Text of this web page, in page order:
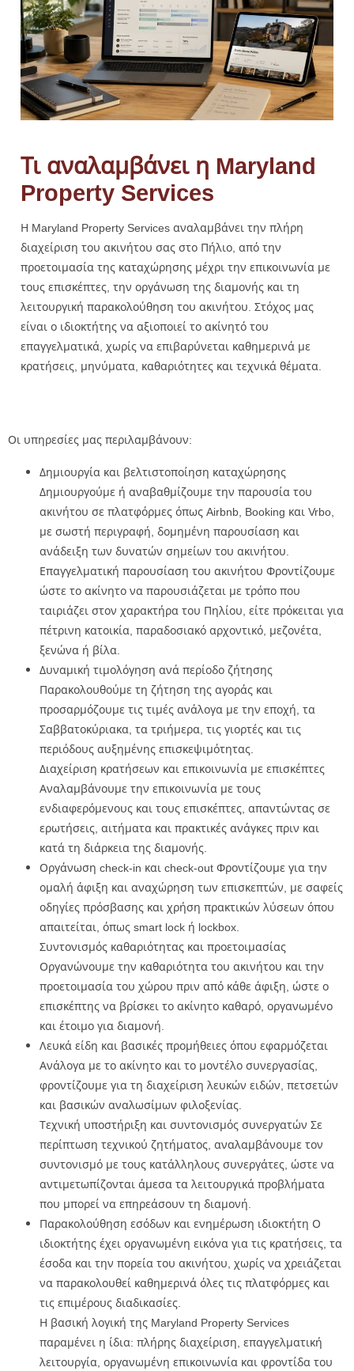
Τι αναλαμβάνει η Maryland
Property Services
Η Maryland Property Services αναλαμβάνει την πλήρη
διαχείριση του ακινήτου σας στο Πήλιο, από την
προετοιμασία της καταχώρησης μέχρι την επικοινωνία με
τους επισκέπτες, την οργάνωση της διαμονής και τη
λειτουργική παρακολούθηση του ακινήτου. Στόχος μας
είναι ο ιδιοκτήτης να αξιοποιεί το ακίνητό του
επαγγελματικά, χωρίς να επιβαρύνεται καθημερινά με
κρατήσεις, μηνύματα, καθαριότητες και τεχνικά θέματα.
Οι υπηρεσίες μας περιλαμβάνουν:
Δημιουργία και βελτιστοποίηση καταχώρησης
Δημιουργούμε ή αναβαθμίζουμε την παρουσία του
ακινήτου σε πλατφόρμες όπως Airbnb, Booking και Vrbo,
με σωστή περιγραφή, δομημένη παρουσίαση και
ανάδειξη των δυνατών σημείων του ακινήτου.
Επαγγελματική παρουσίαση του ακινήτου Φροντίζουμε
ώστε το ακίνητο να παρουσιάζεται με τρόπο που
ταιριάζει στον χαρακτήρα του Πηλίου, είτε πρόκειται για
πέτρινη κατοικία, παραδοσιακό αρχοντικό, μεζονέτα,
ξενώνα ή βίλα.
Δυναμική τιμολόγηση ανά περίοδο ζήτησης
Παρακολουθούμε τη ζήτηση της αγοράς και
προσαρμόζουμε τις τιμές ανάλογα με την εποχή, τα
Σαββατοκύριακα, τα τριήμερα, τις γιορτές και τις
περιόδους αυξημένης επισκεψιμότητας.
Διαχείριση κρατήσεων και επικοινωνία με επισκέπτες
Αναλαμβάνουμε την επικοινωνία με τους
ενδιαφερόμενους και τους επισκέπτες, απαντώντας σε
ερωτήσεις, αιτήματα και πρακτικές ανάγκες πριν και
κατά τη διάρκεια της διαμονής.
Οργάνωση check-in και check-out Φροντίζουμε για την
ομαλή άφιξη και αναχώρηση των επισκεπτών, με σαφείς
οδηγίες πρόσβασης και χρήση πρακτικών λύσεων όπου
απαιτείται, όπως smart lock ή lockbox.
Συντονισμός καθαριότητας και προετοιμασίας
Οργανώνουμε την καθαριότητα του ακινήτου και την
προετοιμασία του χώρου πριν από κάθε άφιξη, ώστε ο
επισκέπτης να βρίσκει το ακίνητο καθαρό, οργανωμένο
και έτοιμο για διαμονή.
Λευκά είδη και βασικές προμήθειες όπου εφαρμόζεται
Ανάλογα με το ακίνητο και το μοντέλο συνεργασίας,
φροντίζουμε για τη διαχείριση λευκών ειδών, πετσετών
και βασικών αναλωσίμων φιλοξενίας.
Τεχνική υποστήριξη και συντονισμός συνεργατών Σε
περίπτωση τεχνικού ζητήματος, αναλαμβάνουμε τον
συντονισμό με τους κατάλληλους συνεργάτες, ώστε να
αντιμετωπίζονται άμεσα τα λειτουργικά προβλήματα
που μπορεί να επηρεάσουν τη διαμονή.
Παρακολούθηση εσόδων και ενημέρωση ιδιοκτήτη Ο
ιδιοκτήτης έχει οργανωμένη εικόνα για τις κρατήσεις, τα
έσοδα και την πορεία του ακινήτου, χωρίς να χρειάζεται
να παρακολουθεί καθημερινά όλες τις πλατφόρμες και
τις επιμέρους διαδικασίες.
Η βασική λογική της Maryland Property Services
παραμένει η ίδια: πλήρης διαχείριση, επαγγελματική
λειτουργία, οργανωμένη επικοινωνία και φροντίδα του